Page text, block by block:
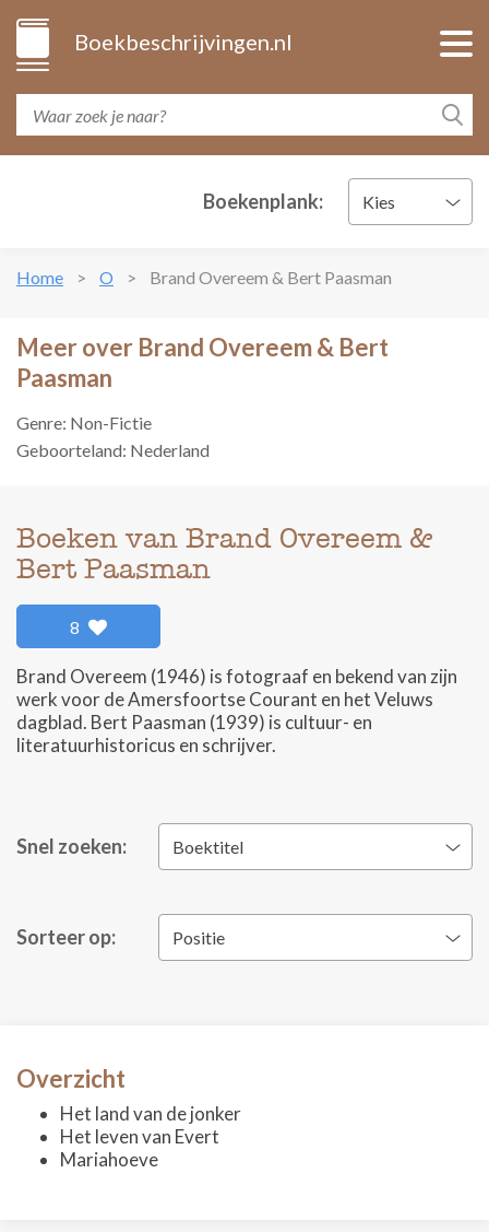
Boekbeschrijvingen.nl
Boekenplank: Kies
Home O Brand Overeem & Bert Paasman
Meer over Brand Overeem & Bert
Paasman
Genre: Non-Fictie
Geboorteland: Nederland
Boeken van Brand Overeem &
Bert Paasman
8
Brand Overeem (1946) is fotograaf en bekend van zijn
werk voor de Amersfoortse Courant en het Veluws
dagblad. Bert Paasman (1939) is cultuur- en
literatuurhistoricus en schrijver.
Snel zoeken: Boektitel
Sorteer op: Positie
Overzicht
Het land van de jonker
Het leven van Evert
Mariahoeve